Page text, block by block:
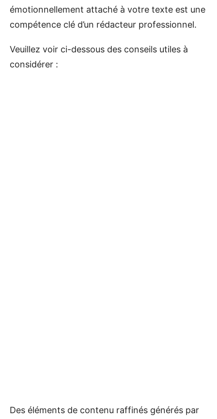
émotionnellement attaché à votre texte est une
compétence clé d’un rédacteur professionnel.
Veuillez voir ci-dessous des conseils utiles à
considérer :
Des éléments de contenu raffinés générés par